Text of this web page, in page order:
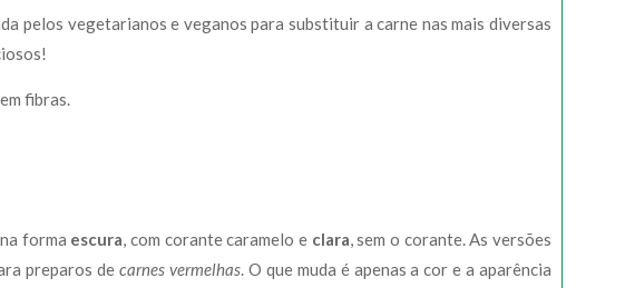
pelos vegetarianos e veganos para substituir a carne nas mais diversas
fibras.
forma escura, com corante caramelo e clara, sem o corante. As versões
preparos decarnes vermelhas. O que muda é apenas a cor e a aparência